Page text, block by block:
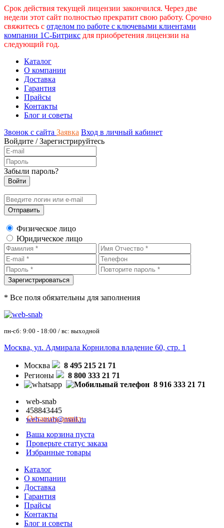
Срок действия текущей лицензии закончился. Через две
недели этот сайт полностью прекратит свою работу. Срочно
свяжитесь с отделом по работе с ключевыми клиентами
компании 1С-Битрикс для приобретения лицензии на
следующий год.
Каталог
О компании
Доставка
Гарантия
Прайсы
Контакты
Блог и советы
Звонок с сайта Заявка Вход в личный кабинет
Войдите /Зарегистрируйтесь
Забыли пароль?
Физическое лицо
Юридическое лицо
* Все поля обязательны для заполнения
пн-сб: 9:00 - 18:00 / вс: выходной
Москва, ул. Адмирала Корнилова владение 60, стр. 1
Москва
8 495 215 21 71
Регионы
8 800 333 21 71
8 916 333 21 71
web-snab
458843445
web-snab@mail.ru
Оставить заявку
Ваша корзина пуста
Проверьте статус заказа
Избранные товары
Каталог
О компании
Доставка
Гарантия
Прайсы
Контакты
Блог и советы